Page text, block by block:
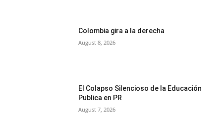
Colombia gira a la derecha
August 8, 2026
El Colapso Silencioso de la Educación
Publica en PR
August 7, 2026